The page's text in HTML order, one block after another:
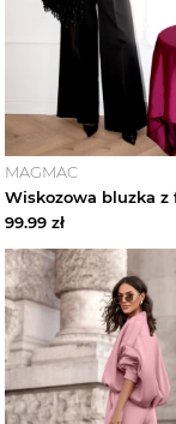
MAGMAC
99.99 zł